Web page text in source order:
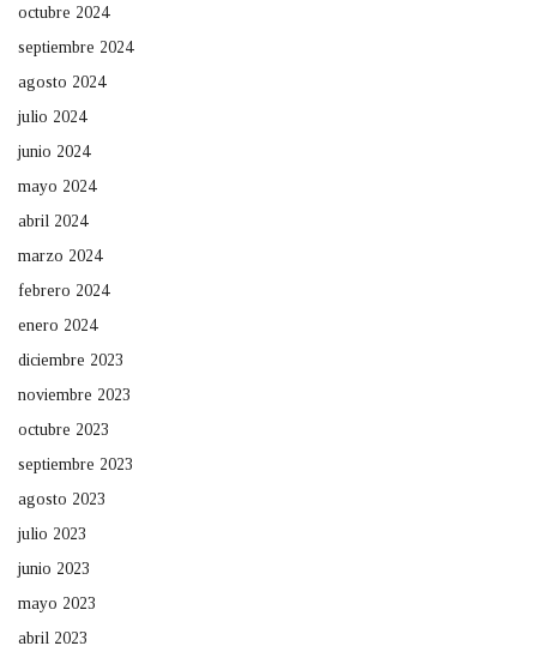
octubre 2024
septiembre 2024
agosto 2024
julio 2024
junio 2024
mayo 2024
abril 2024
marzo 2024
febrero 2024
enero 2024
diciembre 2023
noviembre 2023
octubre 2023
septiembre 2023
agosto 2023
julio 2023
junio 2023
mayo 2023
abril 2023